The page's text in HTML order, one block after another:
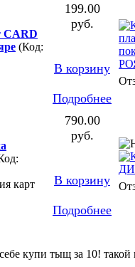
CARD
(Код:
199.00
руб.
В корзину
Подробнее
карт
790.00
руб.
В корзину
Подробнее
купи тыщ за 10! такой